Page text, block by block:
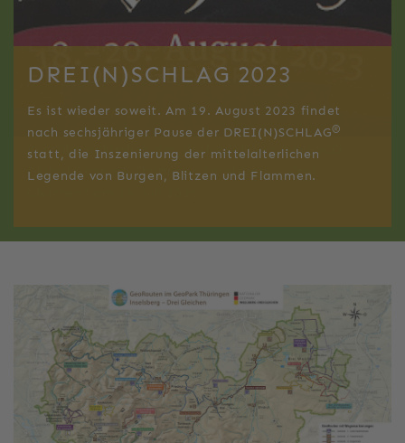
DREI(N)SCHLAG 2023
Es ist wieder soweit. Am 19. August 2023 findet
nach sechsjähriger Pause der DREI(N)SCHLAG®
statt, die Inszenierung der mittelalterlichen
Legende von Burgen, Blitzen und Flammen.